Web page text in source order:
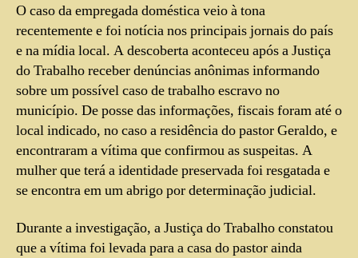
O caso da empregada doméstica veio à tona
recentemente e foi notícia nos principais jornais do país
e na mídia local. A descoberta aconteceu após a Justiça
do Trabalho receber denúncias anônimas informando
sobre um possível caso de trabalho escravo no
município. De posse das informações, fiscais foram até o
local indicado, no caso a residência do pastor Geraldo, e
encontraram a vítima que confirmou as suspeitas. A
mulher que terá a identidade preservada foi resgatada e
se encontra em um abrigo por determinação judicial.
Durante a investigação, a Justiça do Trabalho constatou
que a vítima foi levada para a casa do pastor ainda